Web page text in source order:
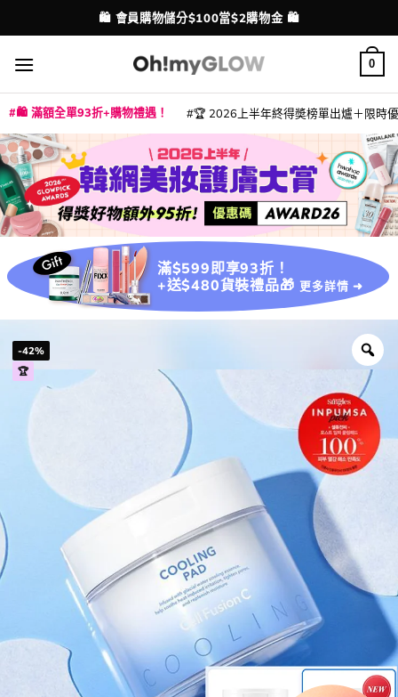
to
content
配送港澳
💳 支援消費券、FPS、八達通、PAYME、信用卡付款
0
🛍️ 滿額全單93折+購物禮遇！ 🏆 2026上半年終得奬榜單出爐＋限時
滿$599即享93折！
+送$480貨裝禮品🎁 更多詳情 ➜
-42%
🏆